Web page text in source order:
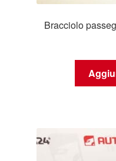
Bracciolo